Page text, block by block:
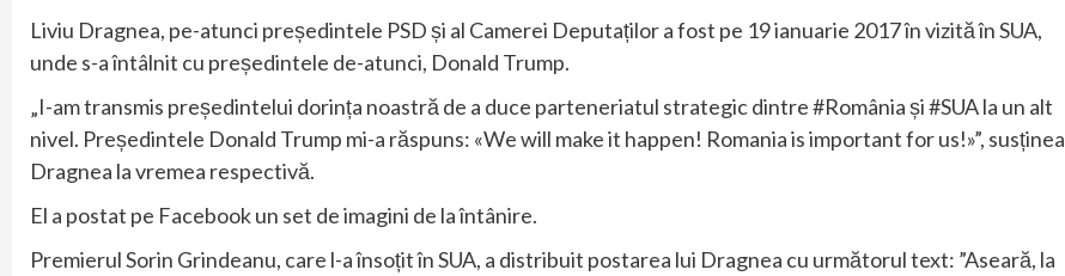
Liviu Dragnea, pe-atunci președintele PSD și al Camerei Deputaților a fost pe 19 ianuarie 2017 în vizită în SUA,
unde s-a întâlnit cu președintele de-atunci, Donald Trump.
„I-am transmis președintelui dorința noastră de a duce parteneriatul strategic dintre #România și #SUA la un alt
nivel. Președintele Donald Trump mi-a răspuns: «We will make it happen! Romania is important for us!»”, susținea
Dragnea la vremea respectivă.
El a postat pe Facebook un set de imagini de la întânire.
Premierul Sorin Grindeanu, care l-a însoțit în SUA, a distribuit postarea lui Dragnea cu următorul text: ”Aseară, la